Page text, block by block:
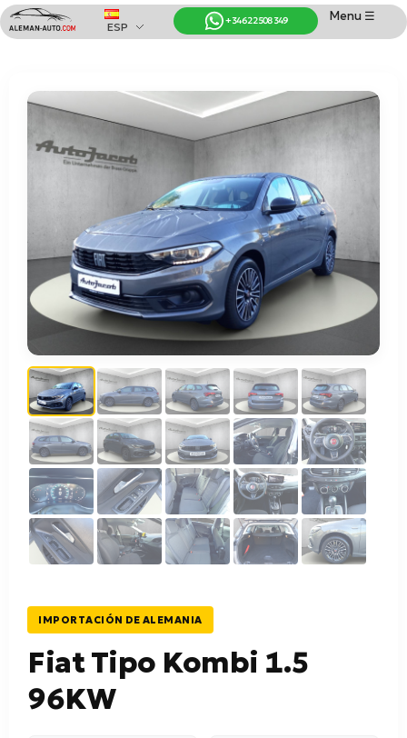
Coches de Alemania
Importación de Coches de Alemania
Menu ☰
+34 622 508 349
ESP
IMPORTACIÓN DE ALEMANIA
Fiat Tipo Kombi 1.5
96KW